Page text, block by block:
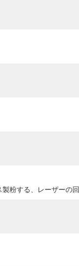
製粉する、レーザー